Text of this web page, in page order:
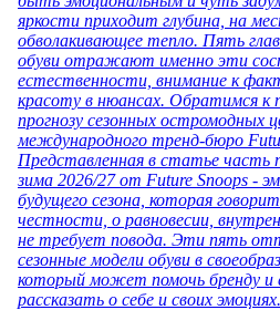
яркости приходит глубина, на
обволакивающее тепло. Пять
обуви отражают именно эти
естественности, внимание к
красоту в нюансах. Обратимся к
прогнозу сезонных остромодных
международного тренд-бюро
Представленная в статье часть
зима 2026/27 от Future Snoops -
будущего сезона, которая
честности, о равновесии,
не требует повода. Эти пять
сезонные модели обуви в
который может помочь бренду и
рассказать о себе и своих эмоциях.